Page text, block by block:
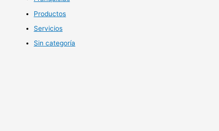
Productos
Servicios
Sin categoría